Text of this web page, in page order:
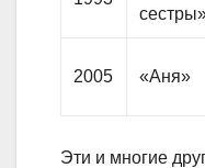
2005 «Аня»
Эти и многие